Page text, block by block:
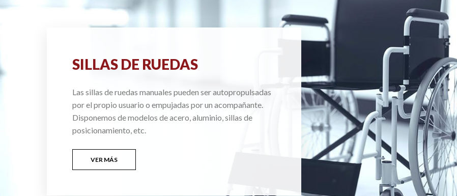
SILLAS DE RUEDAS
Las sillas de ruedas manuales pueden ser autopropulsadas
por el propio usuario o empujadas por un acompañante.
Disponemos de modelos de acero, aluminio, sillas de
posicionamiento, etc.
VER MÁS